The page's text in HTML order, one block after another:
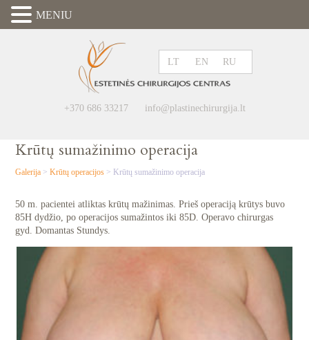
+370 686 33217 info@plastinechirurgija.lt
LT EN RU
Krūtų sumažinimo operacija
Galerija >Krūtų operacijos > Krūtų sumažinimo operacija
50 m. pacientei atliktas krūtų mažinimas. Prieš operaciją krūtys buvo
85H dydžio, po operacijos sumažintos iki 85D. Operavo chirurgas
gyd. Domantas Stundys.
MENIU